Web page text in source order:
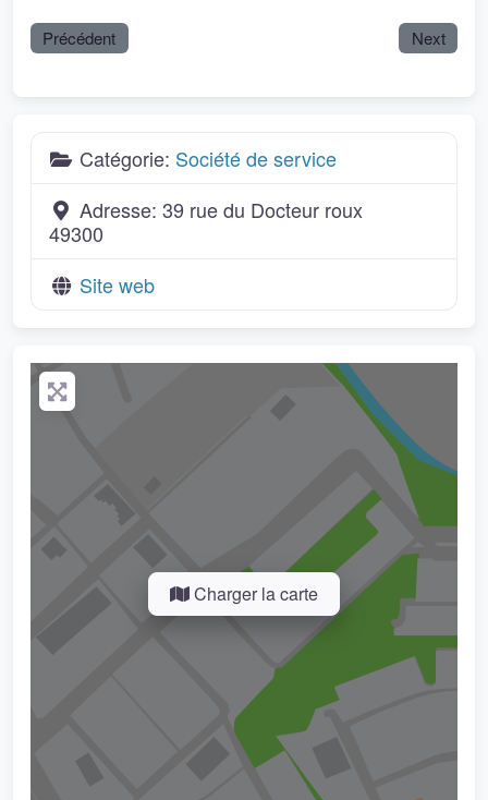
Précédent Next
Catégorie: Société de service
Adresse: 39 rue du Docteur roux
49300
Site web
Charger la carte